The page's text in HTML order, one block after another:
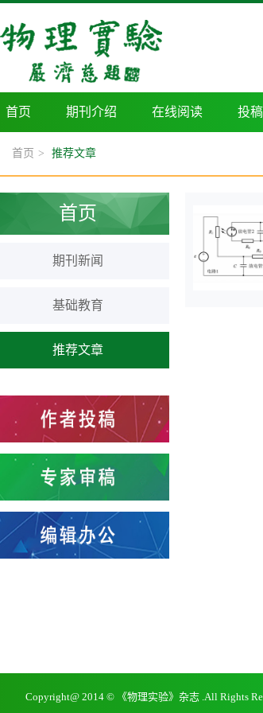
首页 期刊介绍 在线阅读 投
首页 > 推荐文章
首页
期刊新闻
基础教育
推荐文章
Copyright@ 2014 © 《物理实验》杂志 .All Rights